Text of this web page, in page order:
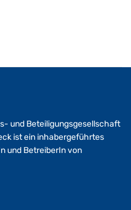
und Beteiligungsgesellschaft
ist ein inhabergeführtes
und BetreiberIn von